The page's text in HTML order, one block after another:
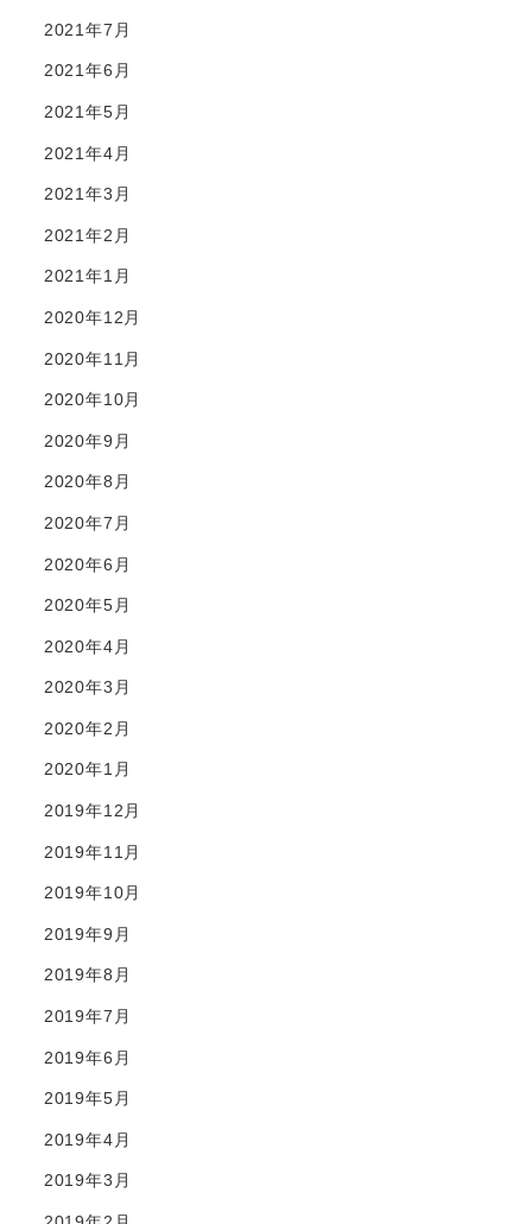
2021年7月
2021年6月
2021年5月
2021年4月
2021年3月
2021年2月
2021年1月
2020年12月
2020年11月
2020年10月
2020年9月
2020年8月
2020年7月
2020年6月
2020年5月
2020年4月
2020年3月
2020年2月
2020年1月
2019年12月
2019年11月
2019年10月
2019年9月
2019年8月
2019年7月
2019年6月
2019年5月
2019年4月
2019年3月